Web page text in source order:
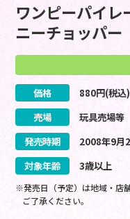
ワンピーパイ
ニーチョッパー
価格 880円(税込)
売場
玩具売場等
発売時期
2008年9月
対象年齢
3歳以上
※発売日（予定）は地域・店
ご了承ください。